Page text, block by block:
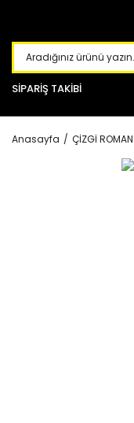
SİPARİŞ TAKİBİ
Anasayfa ÇİZGİ ROMAN